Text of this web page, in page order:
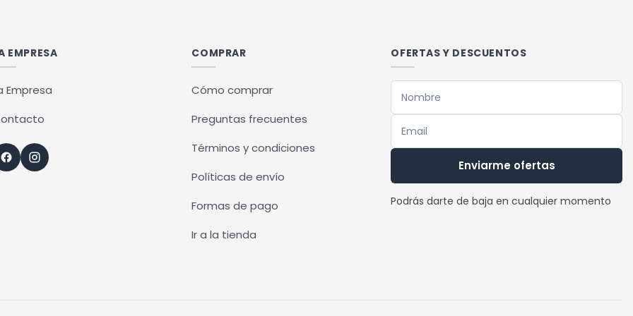
EMPRESA
Empresa
COMPRAR
Cómo comprar
Preguntas frecuentes
Términos y condiciones
Políticas de envío
Formas de pago
Ir a la tienda
OFERTAS Y DESCUENTOS
Enviarme ofertas
Podrás darte de baja en cualquier momento